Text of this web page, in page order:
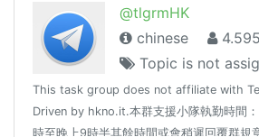
@tlgrmHK
chinese
4.595
Topic is not
This task group does not affiliate with
Driven by hkno.it.本群支援小隊執勤時間
時至晚上9時半其餘時間或會稍遲回覆群規